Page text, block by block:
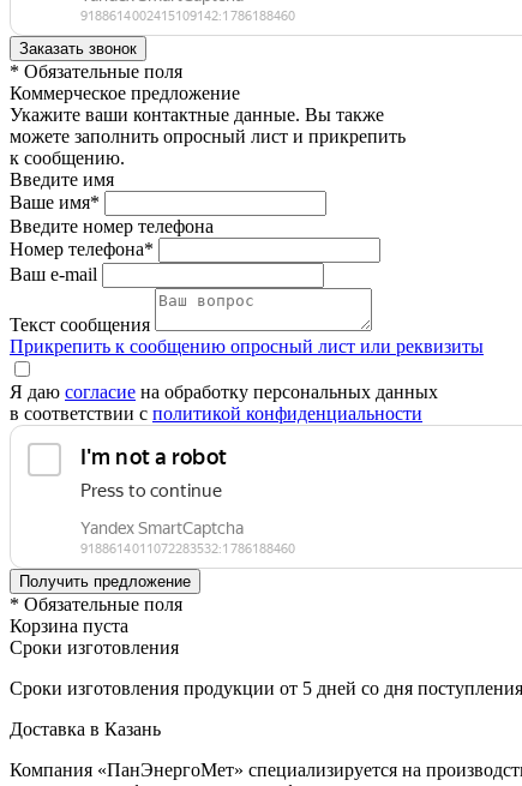
* Обязательные поля
Коммерческое предложение
Укажите ваши контактные данные. Вы также
можете заполнить опросный лист и прикрепить
к сообщению.
Введите имя
Ваше имя*
Введите номер телефона
Номер телефона*
Ваш e-mail
Текст сообщения
Прикрепить к сообщению опросный лист или реквизиты
Я даю согласие на обработку персональных данных
в соответствии с политикой конфиденциальности
* Обязательные поля
Корзина пуста
Сроки изготовления
Сроки изготовления продукции от 5 дней со дня
Доставка в Казань
Компания «ПанЭнергоМет» специализируется на